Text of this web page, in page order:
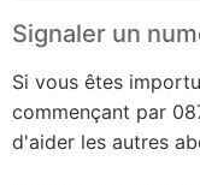
Signaler un
Si vous êtes
commençant par
d'aider les autres